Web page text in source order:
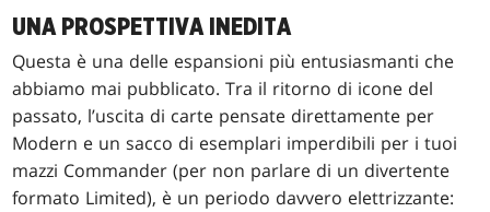
UNA PROSPETTIVA INEDITA
Questa è una delle espansioni più entusiasmanti che
abbiamo mai pubblicato. Tra il ritorno di icone del
passato, l’uscita di carte pensate direttamente per
Modern e un sacco di esemplari imperdibili per i tuoi
mazzi Commander (per non parlare di un divertente
formato Limited), è un periodo davvero elettrizzante: